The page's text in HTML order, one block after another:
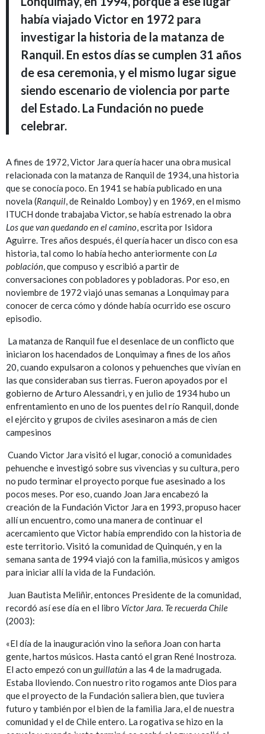
había viajado Victor en 1972 para
investigar la historia de la matanza de
Ranquil. En estos días se cumplen 31 años
de esa ceremonia, y el mismo lugar sigue
siendo escenario de violencia por parte
del Estado. La Fundación no puede
celebrar.
A fines de 1972, Victor Jara quería hacer una obra musical
relacionada con la matanza de Ranquil de 1934, una historia
que se conocía poco. En 1941 se había publicado en una
novela (Ranquil, de Reinaldo Lomboy) y en 1969, en el mismo
ITUCH donde trabajaba Victor, se había estrenado la obra
Los que van quedando en el camino, escrita por Isidora
Aguirre. Tres años después, él quería hacer un disco con esa
historia, tal como lo había hecho anteriormente con La
población, que compuso y escribió a partir de
conversaciones con pobladores y pobladoras. Por eso, en
noviembre de 1972 viajó unas semanas a Lonquimay para
conocer de cerca cómo y dónde había ocurrido ese oscuro
episodio.
La matanza de Ranquil fue el desenlace de un conflicto que
iniciaron los hacendados de Lonquimay a fines de los años
20, cuando expulsaron a colonos y pehuenches que vivían en
las que consideraban sus tierras. Fueron apoyados por el
gobierno de Arturo Alessandri, y en julio de 1934 hubo un
enfrentamiento en uno de los puentes del río Ranquil, donde
el ejército y grupos de civiles asesinaron a más de cien
campesinos
Cuando Victor Jara visitó el lugar, conoció a comunidades
pehuenche e investigó sobre sus vivencias y su cultura, pero
no pudo terminar el proyecto porque fue asesinado a los
pocos meses. Por eso, cuando Joan Jara encabezó la
creación de la Fundación Victor Jara en 1993, propuso hacer
allí un encuentro, como una manera de continuar el
acercamiento que Victor había emprendido con la historia de
este territorio. Visitó la comunidad de Quinquén, y en la
semana santa de 1994 viajó con la familia, músicos y amigos
para iniciar allí la vida de la Fundación.
Juan Bautista Meliñir, entonces Presidente de la comunidad,
recordó así ese día en el libro Víctor Jara. Te recuerda Chile
(2003):
«El día de la inauguración vino la señora Joan con harta
gente, hartos músicos. Hasta cantó el gran René Inostroza.
El acto empezó con un guillatúna las 4 de la madrugada.
Estaba lloviendo. Con nuestro rito rogamos ante Dios para
que el proyecto de la Fundación saliera bien, que tuviera
futuro y también por el bien de la familia Jara, el de nuestra
comunidad y el de Chile entero. La rogativa se hizo en la